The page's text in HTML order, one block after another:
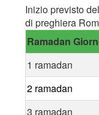
Inizio previsto
di preghiera
Ramadan
1 ramadan
2 ramadan
3 ramadan